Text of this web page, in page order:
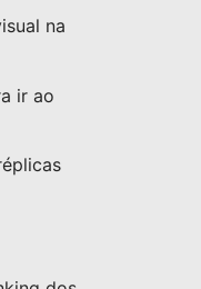
na
ir ao